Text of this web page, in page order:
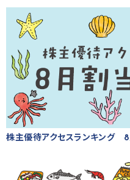
株主優待アクセスランキング